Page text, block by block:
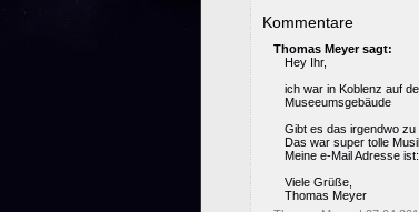
Kommentare
Thomas Meyer sagt:
Hey Ihr,
ich war in Koblenz auf
Museeumsgebäude
Gibt es das irgendwo zu
Das war super tolle
Meine e-Mail Adresse
Viele Grüße,
Thomas Meyer